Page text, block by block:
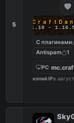
5 ＣｒａｆｔＤａｎ
1.10 -
С плагинами
Antispam
1
PC
копий IPв